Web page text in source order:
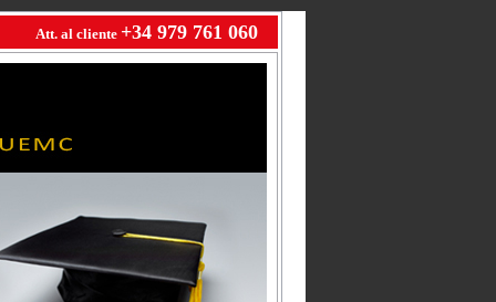
Att. al cliente +34 979 761 060